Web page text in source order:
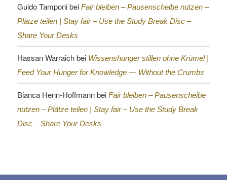
Guido Tamponibei Fair bleiben – Pausenscheibe nutzen –
Plätze teilen | Stay fair – Use the Study Break Disc –
Share Your Desks
Hassan Warraichbei Wissenshunger stillen ohne Krümel |
Feed Your Hunger for Knowledge — Without the Crumbs
Bianca Henn-Hoffmannbei Fair bleiben – Pausenscheibe
nutzen – Plätze teilen | Stay fair – Use the Study Break
Disc – Share Your Desks